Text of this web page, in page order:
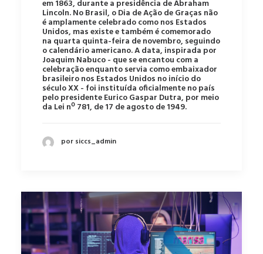
em 1863, durante a presidência de Abraham
Lincoln. No Brasil, o Dia de Ação de Graças não
é amplamente celebrado como nos Estados
Unidos, mas existe e também é comemorado
na quarta quinta-feira de novembro, seguindo
o calendário americano. A data, inspirada por
Joaquim Nabuco - que se encantou com a
celebração enquanto servia como embaixador
brasileiro nos Estados Unidos no início do
século XX - foi instituída oficialmente no país
pelo presidente Eurico Gaspar Dutra, por meio
da Lei nº 781, de 17 de agosto de 1949.
por siccs_admin